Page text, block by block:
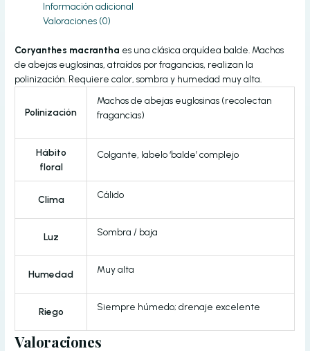
Información adicional
Valoraciones (0)
Coryanthes macrantha es una clásica orquídea balde. Machos
de abejas euglosinas, atraídos por fragancias, realizan la
polinización. Requiere calor, sombra y humedad muy alta.
Polinización
Machos de abejas euglosinas (recolectan
fragancias)
Hábito
floral
Colgante, labelo ‘balde’ complejo
Clima Cálido
Luz Sombra / baja
Humedad Muy alta
Riego Siempre húmedo; drenaje excelente
Valoraciones